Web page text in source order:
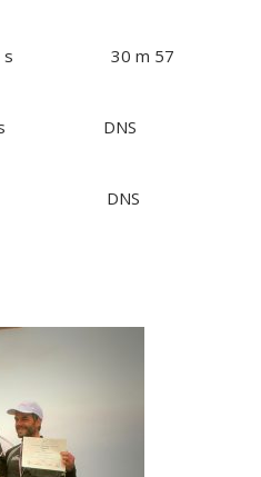
18 s 30 m 57
35 m 24 s DNS
DNF DNS
DNF